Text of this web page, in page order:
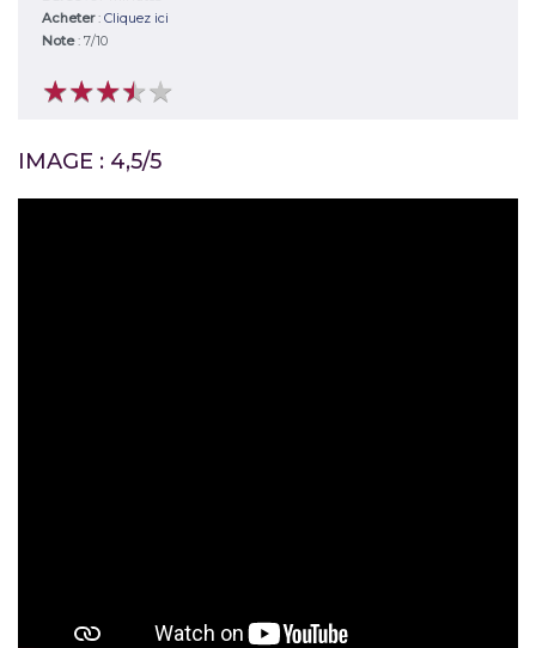
Acheter: Cliquez ici
Note: 7/10
★★★★★
★★★★★
IMAGE : 4,5/5